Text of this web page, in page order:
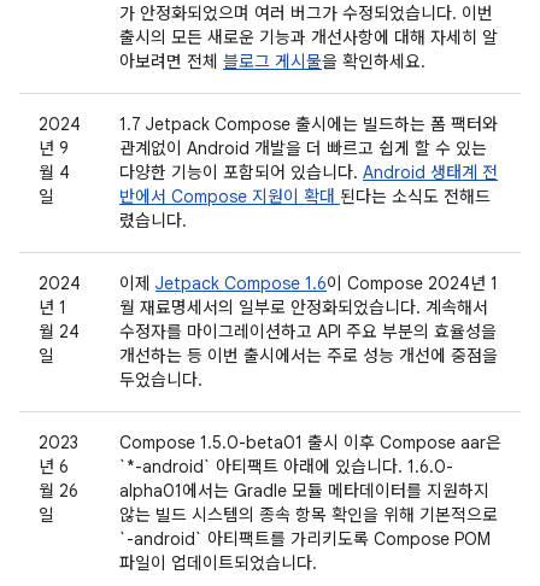
가 안정화되었으며 여러 버그가 수정되었습니다. 이번
출시의 모든 새로운 기능과 개선사항에 대해 자세히 알
아보려면 전체 블로그 게시물을 확인하세요.
2024
년 9
월 4
일
1.7 Jetpack Compose 출시에는 빌드하는 폼 팩터와
관계없이 Android 개발을 더 빠르고 쉽게 할 수 있는
다양한 기능이 포함되어 있습니다. Android 생태계 전
반에서 Compose 지원이 확대 된다는 소식도 전해드
렸습니다.
2024
년 1
월 24
일
이제 Jetpack Compose 1.6이 Compose 2024년 1
월 재료명세서의 일부로 안정화되었습니다. 계속해서
수정자를 마이그레이션하고 API 주요 부분의 효율성을
개선하는 등 이번 출시에서는 주로 성능 개선에 중점을
두었습니다.
2023
년 6
월 26
일
Compose 1.5.0-beta01 출시 이후 Compose aar은
`*-android` 아티팩트 아래에 있습니다. 1.6.0-
alpha01에서는 Gradle 모듈 메타데이터를 지원하지
않는 빌드 시스템의 종속 항목 확인을 위해 기본적으로
`-android` 아티팩트를 가리키도록 Compose POM
파일이 업데이트되었습니다.